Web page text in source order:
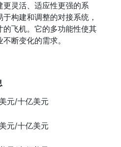
更灵活、适应性更强的系
构建和调整的对接系统，
的飞机。它的多功能性使其
断变化的需求。
元/十亿美元
元/十亿美元